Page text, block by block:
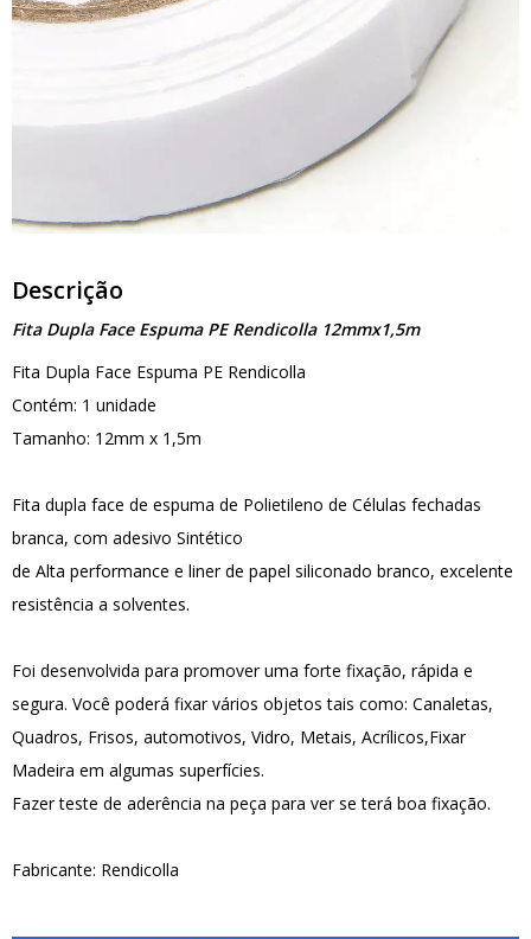
Descrição
Fita Dupla Face Espuma PE Rendicolla 12mmx1,5m
Fita Dupla Face Espuma PE Rendicolla
Contém: 1 unidade
Tamanho: 12mm x 1,5m
Fita dupla face de espuma de Polietileno de Células fechadas
branca, com adesivo Sintético
de Alta performance e liner de papel siliconado branco, excelente
resistência a solventes.
Foi desenvolvida para promover uma forte fixação, rápida e
segura. Você poderá fixar vários objetos tais como: Canaletas,
Quadros, Frisos, automotivos, Vidro, Metais, Acrílicos,Fixar
Madeira em algumas superfícies.
Fazer teste de aderência na peça para ver se terá boa fixação.
Fabricante: Rendicolla